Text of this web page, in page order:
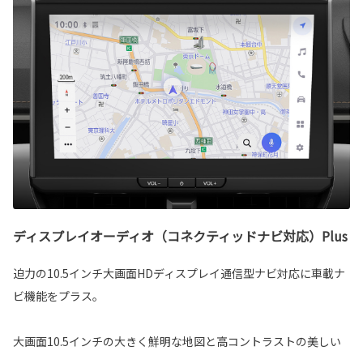
ディスプレイオーディオ（コネクティッドナビ対応）Plus
迫力の10.5インチ大画面HDディスプレイ通信型ナビ対応に車載ナ
ビ機能をプラス。
大画面10.5インチの大きく鮮明な地図と高コントラストの美しい